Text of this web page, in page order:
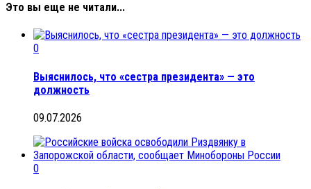
Это вы еще не читали...
0
Выяснилось, что «сестра президента» — это
должность
09.07.2026
0